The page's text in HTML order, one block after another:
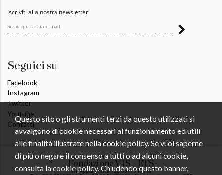
Iscriviti alla nostra newsletter
Seguici su
Facebook
Instagram
Twitter
Youtube
Contatti
Fondazione VIS - ETS
Via Appia Antica 126 00179 Roma
Questo sito o gli strumenti terzi da questo utilizzati si
avvalgono di cookie necessari al funzionamento ed utili
alle finalità illustrate nella cookie policy. Se vuoi saperne
di più o negare il consenso a tutti o ad alcuni cookie,
consulta lacookie policy. Chiudendo questo banner,